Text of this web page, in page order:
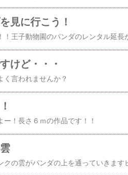
見に行こう！
けど・・・
く言われませんか？
！長さ６ｍの作品です！！